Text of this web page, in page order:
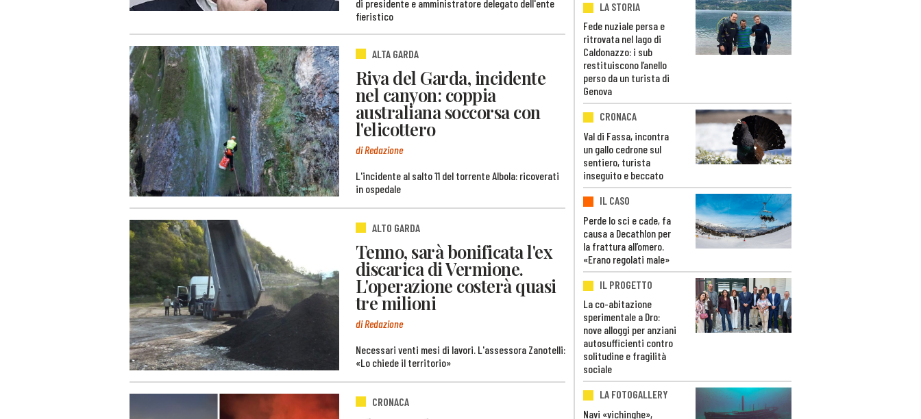
di presidente e amministratore delegato dell'ente
fieristico
ALTA GARDA
Riva del Garda, incidente
nel canyon: coppia
australiana soccorsa con
l'elicottero
di Redazione
L'incidente al salto 11 del torrente Albola: ricoverati
in ospedale
ALTO GARDA
Tenno, sarà bonificata l'ex
discarica di Vermione.
L'operazione costerà quasi
tre milioni
di Redazione
Necessari venti mesi di lavori. L'assessora Zanotelli:
«Lo chiede il territorio»
CRONACA
LA STORIA
Fede nuziale persa e
ritrovata nel lago di
Caldonazzo: i sub
restituiscono l’anello
perso da un turista di
Genova
CRONACA
Val di Fassa, incontra
un gallo cedrone sul
sentiero, turista
inseguito e beccato
IL CASO
Perde lo sci e cade, fa
causa a Decathlon per
la frattura all’omero.
«Erano regolati male»
IL PROGETTO
La co-abitazione
sperimentale a Dro:
nove alloggi per anziani
autosufficienti contro
solitudine e fragilità
sociale
LA FOTOGALLERY
Navi «vichinghe»,